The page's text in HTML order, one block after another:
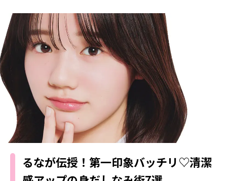
FASHION
ファッションニュース
モデル私服
着回し
着痩せ
BEAUTY
ビューティニュース
トレンドメイク
ベストコスメ
ヘアアレンジ・ヘアケア
スキンケア
ボディケア
SCHOOL
スクールニュース
制服コーデ
学校ヘアメイク
勉強・受験・進路
ENTERTAINMENT
エンタメニュース
なにわ男子
K-POP
LIFESTYLE
ライフスタイルニュース
JKランキング・アワード
モデルの購入品
おでかけ
お悩み相談
JK TREND
JKトレンドニュース
MODELS
MODEL'S BLOG
るなが伝授！第一印象バッチリ♡清潔